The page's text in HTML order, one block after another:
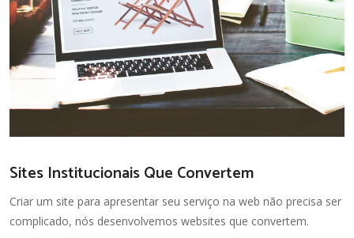
Sites Institucionais Que Convertem
Criar um site para apresentar seu serviço na web não precisa ser
complicado, nós desenvolvemos websites que convertem.